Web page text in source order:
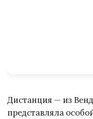
Дистанция — из
представляла